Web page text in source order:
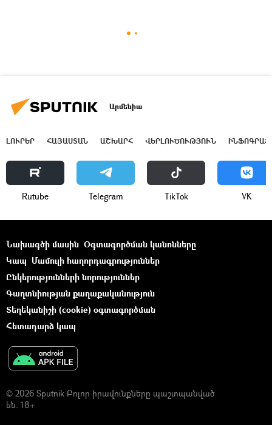
Արմենիա
ԼՈՒՐԵՐ ՀԱՅԱՍՏԱՆ ԱՇԽԱՐՀ ՎԵՐԼՈՒԾՈՒԹՅՈՒՆ
Rutube Telegram ТikТоk VK
Նախագծի մասին Օգտագործման կանոնները
Կապ Մամուլի հաղորդագրություններ
Ընկերությունների նորություններ
Գաղտնիության քաղաքականություն
Տեղեկանիշի (cookie) օգտագործման
Հետադարձ կապ
© 2026 Sputnik Բոլոր իրավունքները պաշտպանված
են. 18+